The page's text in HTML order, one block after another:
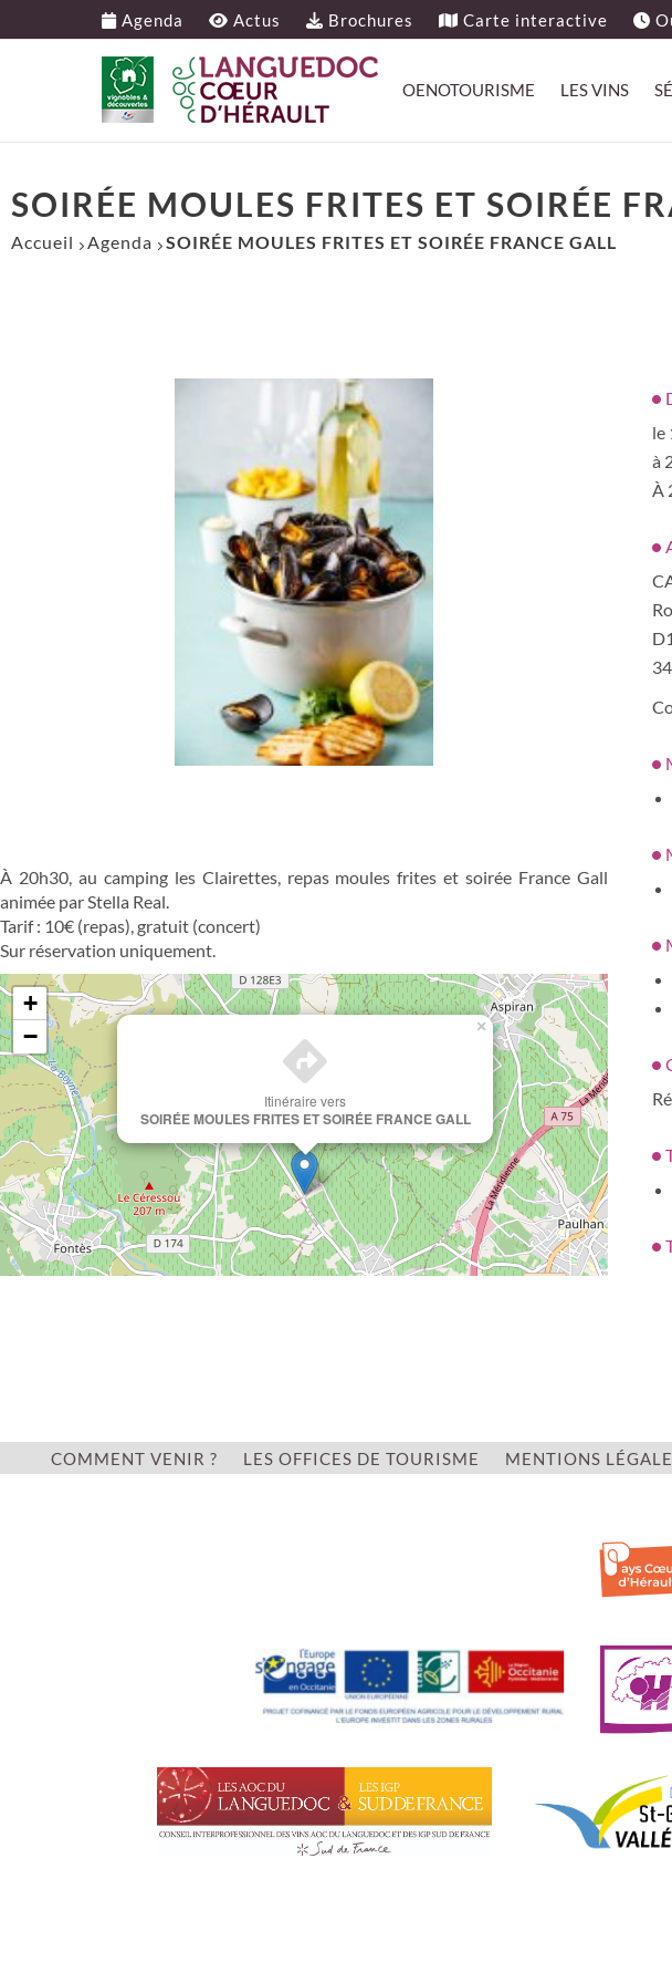
SOIRÉE MOULES FRITES ET SOIRÉE
Accueil Agenda SOIRÉE MOULES FRITES ET SOIRÉE FRANCE GALL
À 20h30, au camping les Clairettes, repas moules frites et soirée France Gall
animée par Stella Real.
Tarif : 10€ (repas), gratuit (concert)
Sur réservation uniquement.
Itinéraire vers
SOIRÉE MOULES FRITES ET SOIRÉE FRANCE GALL
×
+
−
le
à
À
COMMENT VENIR ? LES OFFICES DE TOURISME MENTIONS
Agenda Actus Brochures Carte interactive
OENOTOURISME LES VINS